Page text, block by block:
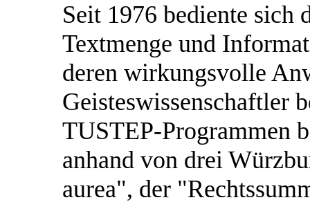
Seit 1976 bediente sich
Textmenge und
deren wirkungsvolle
Geisteswissenschaftler
TUSTEP-Programmen
anhand von drei
aurea", der